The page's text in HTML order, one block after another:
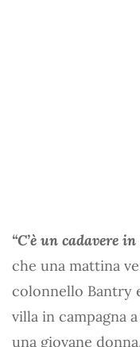
“C’è un cadavere
che una mattina
colonnello Bantry
villa in campagna
una giovane